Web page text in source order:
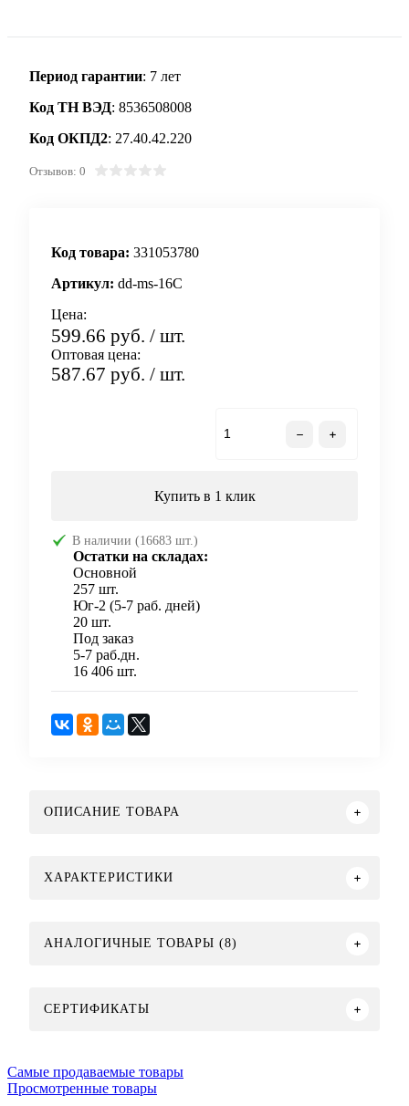
Период гарантии: 7 лет
Код ТН ВЭД: 8536508008
Код ОКПД2: 27.40.42.220
Отзывов: 0
Код товара: 331053780
Артикул: dd-ms-16C
Цена:
599.66 руб. / шт.
Оптовая цена:
587.67 руб. / шт.
Купить в 1 клик
В наличии (16683 шт.)
Остатки на складах:
Основной
257 шт.
Юг-2 (5-7 раб. дней)
20 шт.
Под заказ
5-7 раб.дн.
16 406 шт.
ОПИСАНИЕ ТОВАРА
ХАРАКТЕРИСТИКИ
АНАЛОГИЧНЫЕ ТОВАРЫ (8)
СЕРТИФИКАТЫ
Самые продаваемые товары
Просмотренные товары